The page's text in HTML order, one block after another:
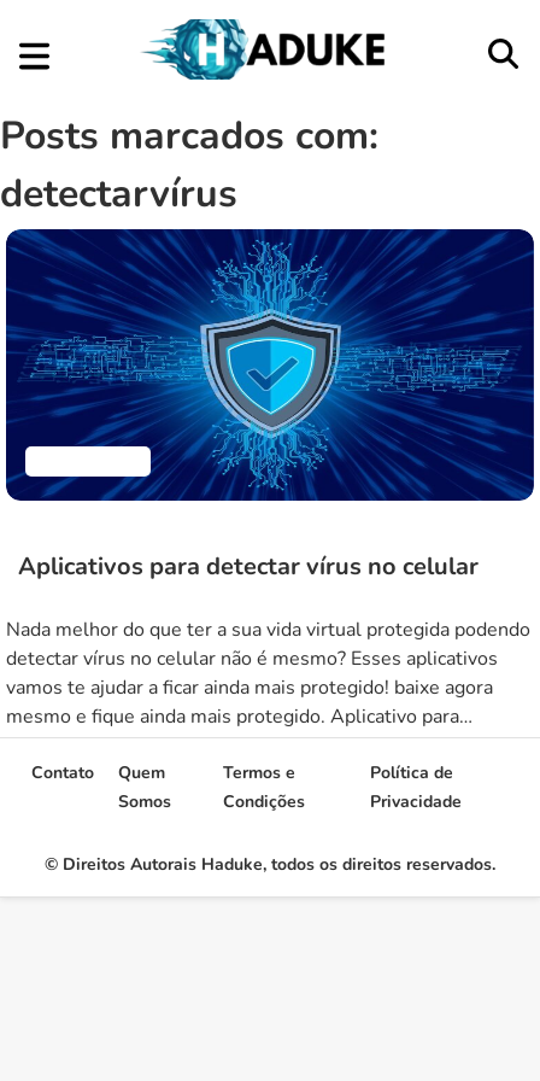
Posts marcados com:
detectarvírus
Aplicativos para detectar vírus no celular
Nada melhor do que ter a sua vida virtual protegida podendo
detectar vírus no celular não é mesmo? Esses aplicativos
vamos te ajudar a ficar ainda mais protegido! baixe agora
mesmo e fique ainda mais protegido. Aplicativo para
detectar vírus NORTON Um dos aplicativos mais populares e
eficazes para detectar vírus no seu celular é […]
© Direitos Autorais Haduke, todos os direitos reservados.
Contato
Quem
Somos
Termos e
Condições
Política de
Privacidade